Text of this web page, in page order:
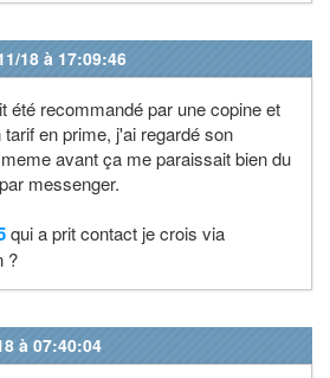
18 à 17:09:46
été recommandé par une copine et
en prime, j'ai regardé son
avant ça me paraissait bien du
messenger.
qui a prit contact je crois via
?
à 07:40:04